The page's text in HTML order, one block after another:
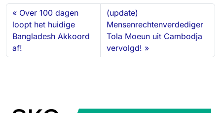
n
k
e
d
I
n
c
e
b
o
k
u
e
s
k
s
t
o
d
n
a
i
l
Over 100 dagen
loopt het huidige
Bangladesh Akkoord
af!
(update)
Mensenrechtenverdediger
Tola Moeun uit Cambodja
vervolgd!